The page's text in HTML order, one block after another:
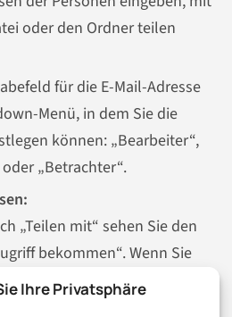
Ihre Privatsphäre
oder den Ordner teilen
für die E-Mail-Adresse
Menü, in dem Sie die
können: „Bearbeiter“,
„Betrachter“.
„Teilen mit“ sehen Sie den
bekommen“. Wenn Sie
Sie mehrere Optionen: